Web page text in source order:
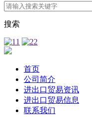
搜索
首页
公司简介
进出口贸易资讯
进出口贸易信息
联系我们